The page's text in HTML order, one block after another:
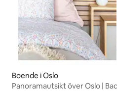
Boende i Oslo
Panoramautsikt över Oslo |